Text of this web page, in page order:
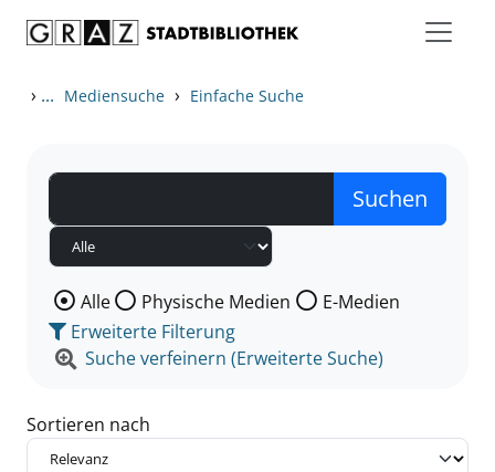
› ... Mediensuche › Einfache Suche
Wählen Sie die Medienart nach der Sie suchen wollen.
Alle Physische Medien
E-Medien
Erweiterte Filterung
Suche verfeinern (Erweiterte Suche)
Sortieren nach